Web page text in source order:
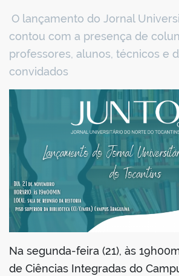
O lançamento do Jornal
contou com a presença de
professores, alunos, técnicos e
convidados
Na segunda-feira (21), às
de Ciências Integradas do